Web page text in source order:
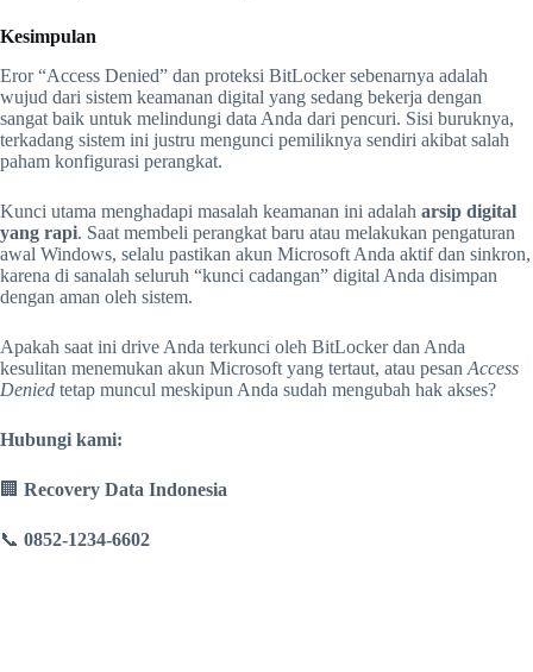
Kesimpulan
Eror “Access Denied” dan proteksi BitLocker sebenarnya adalah
wujud dari sistem keamanan digital yang sedang bekerja dengan
sangat baik untuk melindungi data Anda dari pencuri. Sisi buruknya,
terkadang sistem ini justru mengunci pemiliknya sendiri akibat salah
paham konfigurasi perangkat.
Kunci utama menghadapi masalah keamanan ini adalah arsip digital
yang rapi. Saat membeli perangkat baru atau melakukan pengaturan
awal Windows, selalu pastikan akun Microsoft Anda aktif dan sinkron,
karena di sanalah seluruh “kunci cadangan” digital Anda disimpan
dengan aman oleh sistem.
Apakah saat ini drive Anda terkunci oleh BitLocker dan Anda
kesulitan menemukan akun Microsoft yang tertaut, atau pesan Access
Denied tetap muncul meskipun Anda sudah mengubah hak akses?
Hubungi kami:
🏢 Recovery Data Indonesia
📞 0852-1234-6602